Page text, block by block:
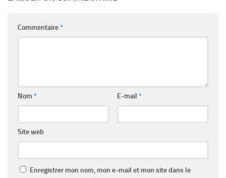
Commentaire*
Nom * E-mail *
Site web
Enregistrer mon nom, mon e-mail et mon site dans le